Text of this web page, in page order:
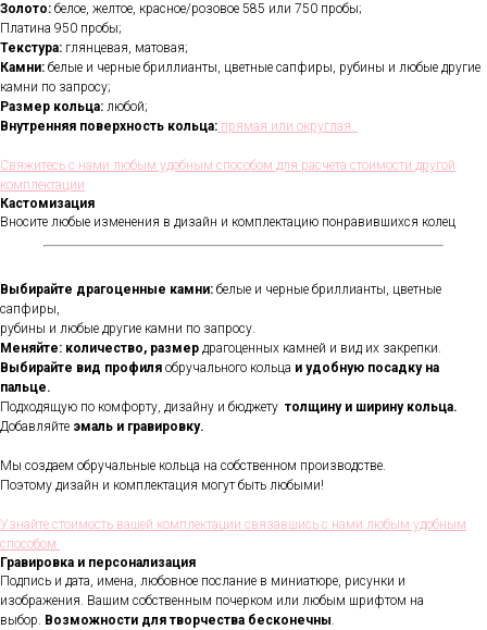
Золото: белое, желтое, красное/розовое 585 или 750 пробы;
Платина 950 пробы;
Текстура: глянцевая, матовая;
Камни: белые и черные бриллианты, цветные сапфиры, рубины и любые другие
камни по запросу;
Размер кольца: любой;
Внутренняя поверхность кольца: прямая или округлая.
Свяжитесь с нами любым удобным способом для расчета стоимости другой
комплектации
Кастомизация
Вносите любые изменения в дизайн и комплектацию понравившихся колец
Выбирайте драгоценные камни: белые и черные бриллианты, цветные
сапфиры,
рубины и любые другие камни по запросу.
Меняйте: количество, размер драгоценных камней и вид их закрепки.
Выбирайте вид профиля обручального кольца и удобную посадку на
пальце.
Подходящую по комфорту, дизайну и бюджету толщину и ширину кольца.
Добавляйте эмаль и гравировку.
Мы создаем обручальные кольца на собственном производстве.
Поэтому дизайн и комплектация могут быть любыми!
Узнайте стоимость вашей комплектации связавшись с нами любым удобным
способом
Гравировка и персонализация
Подпись и дата, имена, любовное послание в миниатюре, рисунки и
изображения. Вашим собственным почерком или любым шрифтом на
выбор. Возможности для творчества бесконечны.